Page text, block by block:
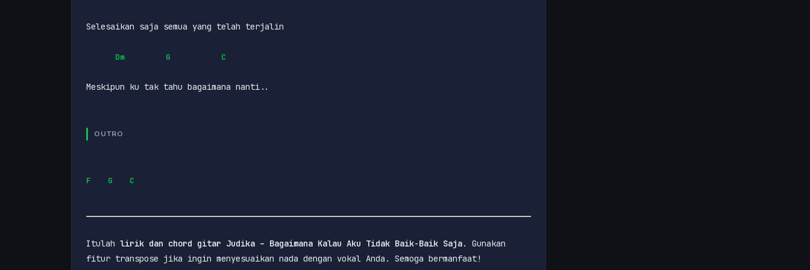
Selesaikan saja semua yang telah terjalin
Dm G C
Meskipun ku tak tahu bagaimana nanti..
OUTRO
F G C
Itulah lirik dan chord gitar Judika – Bagaimana Kalau Aku Tidak Baik-Baik Saja. Gunakan
fitur transpose jika ingin menyesuaikan nada dengan vokal Anda. Semoga bermanfaat!